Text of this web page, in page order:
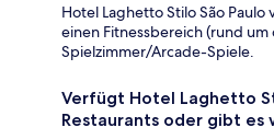
Hotel Laghetto Stilo São
einen Fitnessbereich (rund
Spielzimmer/Arcade-Spiele.
Verfügt Hotel Laghetto
Restaurants oder gibt es